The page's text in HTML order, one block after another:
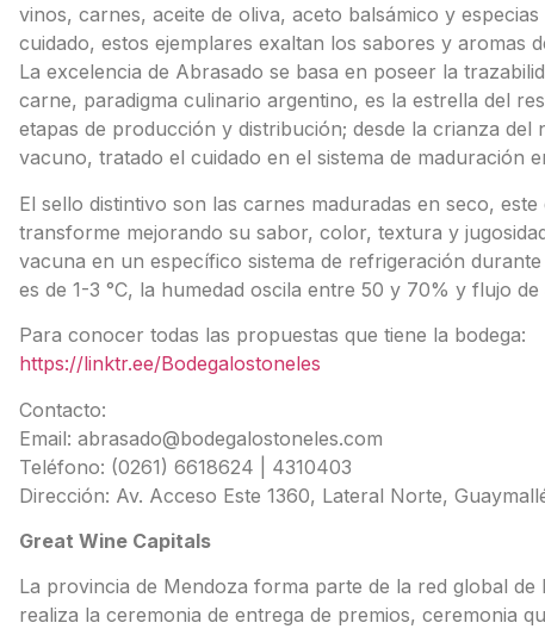
vinos, carnes, aceite de oliva, aceto balsámico y
cuidado, estos ejemplares exaltan los sabores y aromas
La excelencia de Abrasado se basa en poseer la
carne, paradigma culinario argentino, es la estrella del
etapas de producción y distribución; desde la crianza
vacuno, tratado el cuidado en el sistema de maduración
El sello distintivo son las carnes maduradas en seco,
transforme mejorando su sabor, color, textura y
vacuna en un específico sistema de refrigeración
es de 1-3 °C, la humedad oscila entre 50 y 70% y flujo
Para conocer todas las propuestas que tiene la bodega:
https://linktr.ee/Bodegalostoneles
Contacto:
Email: abrasado@bodegalostoneles.com
Teléfono: (0261) 6618624 | 4310403
Dirección: Av. Acceso Este 1360, Lateral Norte,
Great Wine Capitals
La provincia de Mendoza forma parte de la red global
realiza la ceremonia de entrega de premios, ceremonia